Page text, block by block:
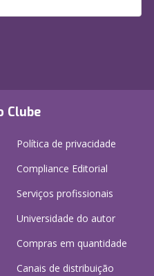
Clube
Política de privacidade
Compliance Editorial
Serviços profissionais
Universidade do autor
Compras em quantidade
Canais de distribuição